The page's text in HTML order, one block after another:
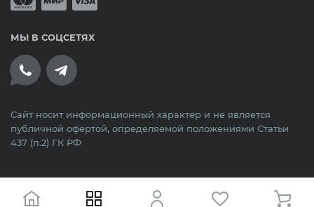
МЫ В СОЦСЕТЯХ
Сайт носит информационный характер и не является
публичной офертой, определяемой положениями Статьи
437 (п.2) ГК РФ